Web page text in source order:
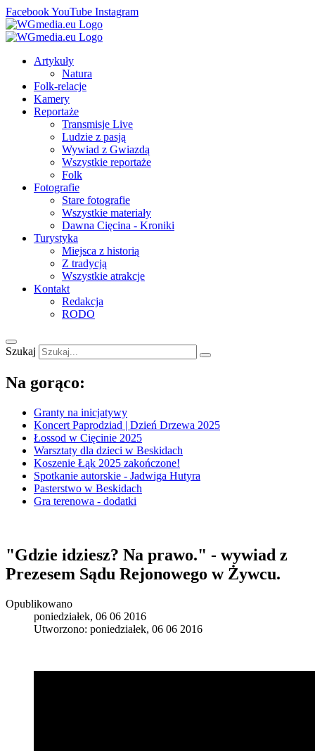
FacebookYouTube Instagram
Artykuły
Natura
Folk-relacje
Kamery
Reportaże
Transmisje Live
Ludzie z pasją
Wywiad z Gwiazdą
Wszystkie reportaże
Folk
Fotografie
Stare fotografie
Wszystkie materiały
Dawna Cięcina - Kroniki
Turystyka
Miejsca z historią
Z tradycją
Wszystkie atrakcje
Kontakt
Redakcja
RODO
Szukaj
Na gorąco:
Granty na inicjatywy
Koncert Paprodziad | Dzień Drzewa 2025
Łossod w Cięcinie 2025
Warsztaty dla dzieci w Beskidach
Koszenie Łąk 2025 zakończone!
Spotkanie autorskie - Jadwiga Hutyra
Pasterstwo w Beskidach
Gra terenowa - dodatki
"Gdzie idziesz? Na prawo." - wywiad z
Prezesem Sądu Rejonowego w Żywcu.
Opublikowano
poniedziałek, 06 06 2016
Utworzono: poniedziałek, 06 06 2016